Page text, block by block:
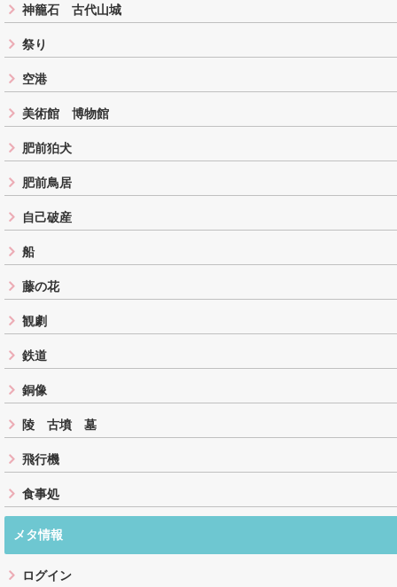
神籠石 古代山城
祭り
空港
美術館 博物館
肥前狛犬
肥前鳥居
自己破産
船
藤の花
観劇
鉄道
銅像
陵 古墳 墓
飛行機
食事処
メタ情報
ログイン